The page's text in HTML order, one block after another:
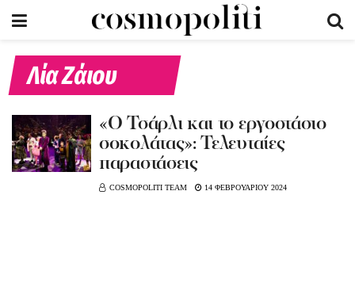
Λία Ζάιου
«Ο Τσάρλι και το εργοστάσιο
σοκολάτας»: Τελευταίες
παραστάσεις
COSMOPOLITI TEAM 14 ΦΕΒΡΟΥΑΡΙΟΥ 2024